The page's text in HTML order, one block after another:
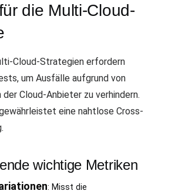
die Multi-Cloud-
Cloud-Strategien erfordern
um Ausfälle aufgrund von
Cloud-Anbieter zu verhindern.
eine nahtlose Cross-
wichtige Metriken
: Misst die